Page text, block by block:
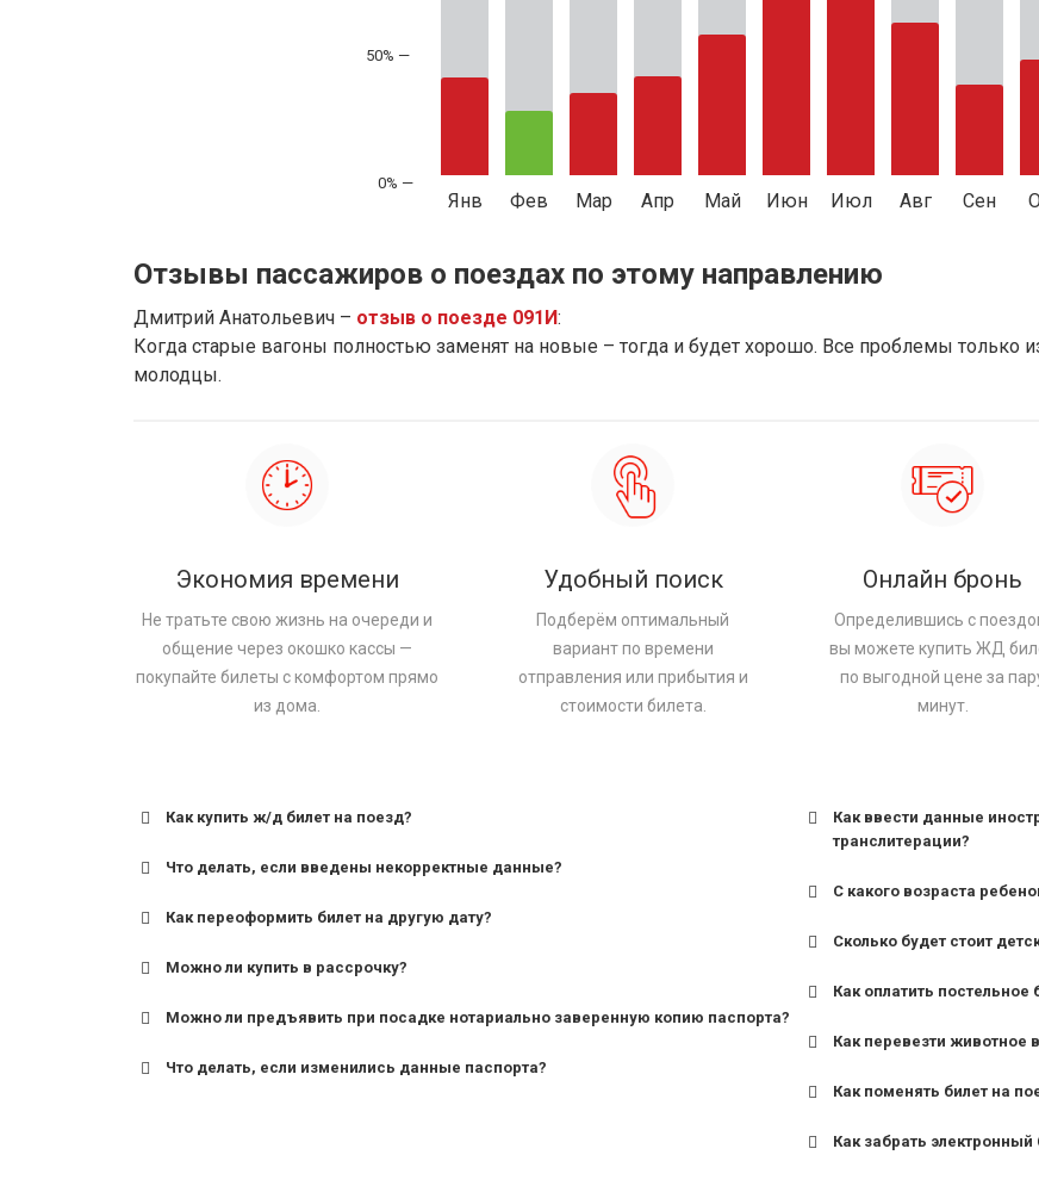
50% —
Янв Фев Мар Апр Май Июн Июл Авг Сен
Отзывы пассажиров о поездах по этому направлению
Дмитрий Анатольевич – отзыв о поезде 091И:
Когда старые вагоны полностью заменят на новые – тогда и будет хорошо. Все проблемы только
молодцы.
Экономия времени
Не тратьте свою жизнь на очереди и
общение через окошко кассы —
покупайте билеты с комфортом прямо
из дома.
Удобный поиск
Подберём оптимальный
вариант по времени
отправления или прибытия и
стоимости билета.
Онлайн бронь
Определившись с
вы можете купить ЖД
по выгодной цене за
минут.
Как купить ж/д билет на поезд?
Что делать, если введены некорректные данные?
Как переоформить билет на другую дату?
Можно ли купить в рассрочку?
Можно ли предъявить при посадке нотариально заверенную копию паспорта?
Что делать, если изменились данные паспорта?
Как ввести данные
транслитерации?
С какого возраста
для поездов дальнего
Сколько будет стоит
Как оплатить постельное
Как перевезти животное
Как поменять билет на
Как забрать электронный